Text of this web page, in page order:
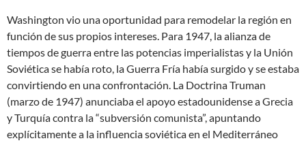
Washington vio una oportunidad para remodelar la región en
función de sus propios intereses. Para 1947, la alianza de
tiempos de guerra entre las potencias imperialistas y la Unión
Soviética se había roto, la Guerra Fría había surgido y se estaba
convirtiendo en una confrontación. La Doctrina Truman
(marzo de 1947) anunciaba el apoyo estadounidense a Grecia
y Turquía contra la “subversión comunista”, apuntando
explícitamente a la influencia soviética en el Mediterráneo